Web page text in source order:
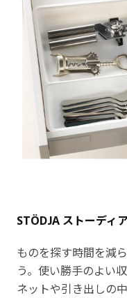
STÖDJA ストーディ
ものを探す時間を減
う。使い勝手のよい
ネットや引き出しの